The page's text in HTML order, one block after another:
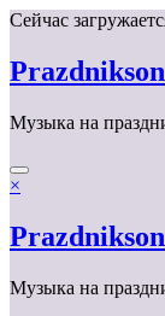
Перейти
содержимому
Сейчас
Prazdnikson
Музыка на
×
Prazdnikson
Музыка на